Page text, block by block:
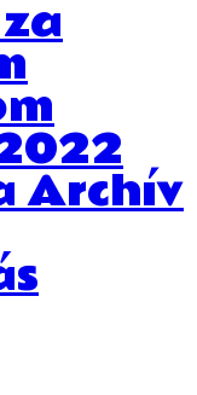
Archív